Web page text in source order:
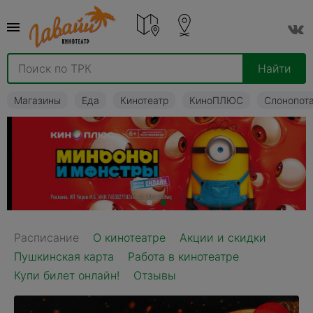
Найти
Магазины Еда Кинотеатр КиноПЛЮС
1
2
Расписание
О кинотеатре
Акции и скидки
Пушкинская карта
Работа в кинотеатре
Купи билет онлайн!
Отзывы